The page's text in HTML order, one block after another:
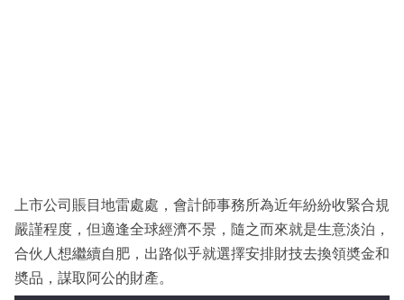
閱
專
區
上市公司賬目地雷處處，會計師事務所為近年紛紛收緊合規
嚴謹程度，但適逢全球經濟不景，隨之而來就是生意淡泊，
合伙人想繼續自肥，出路似乎就選擇安排財技去換領奬金和
奬品，謀取阿公的財產。